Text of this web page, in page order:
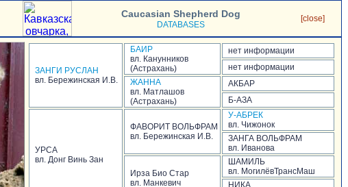
Caucasian Shepherd Dog
DATABASES
[close]
ЗАНГИ РУСЛАН
вл. Бережинская И.В.
БАИР
вл. Канунников
(Астрахань)
нет информации
нет информации
ЖАННА
вл. Матлашов
(Астрахань)
АКБАР
Б-АЗА
УРСА
вл. Донг Винь Зан
ФАВОРИТ ВОЛЬФРАМ
вл. Бережинская И.В.
У-АБРЕК
вл. Чижонок
ЗАНГА ВОЛЬФРАМ
вл. Иванова
Ирза Био Стар
вл. Манкевич
ШАМИЛЬ
вл. МогилёвТрансМаш
НИКА